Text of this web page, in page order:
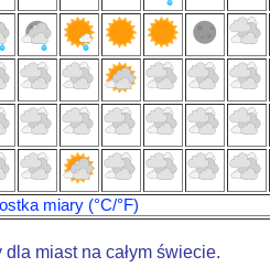
miary (°C/°F)
miast na całym świecie.